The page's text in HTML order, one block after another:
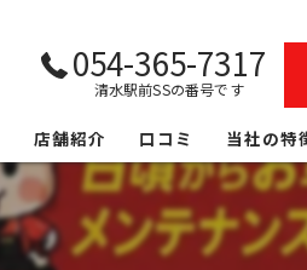
054-365-7317
清水駅前SSの番号です
店舗紹介 口コミ 当社の特
整備